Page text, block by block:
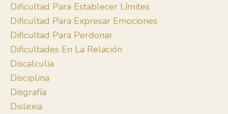
Dificultad Para Establecer Límites
Dificultad Para Expresar Emociones
Dificultad Para Perdonar
Dificultades En La Relación
Discalculia
Disciplina
Disgrafía
Dislexia